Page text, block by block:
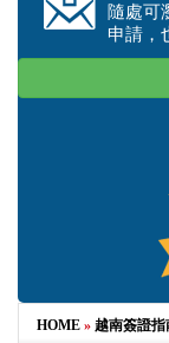
隨處可
申請，
HOME » 越南簽證指